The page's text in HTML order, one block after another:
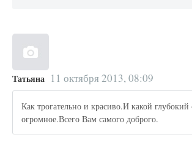
Татьяна 11 октября 2013, 08:09
Как трогательно и красиво.И какой
огромное.Всего Вам самого доброго.